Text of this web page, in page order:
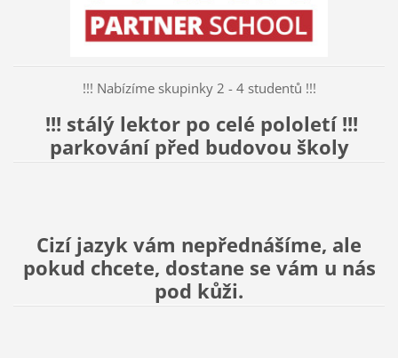
!!! Nabízíme skupinky 2 - 4 studentů !!!
!!! stálý lektor po celé pololetí !!!
parkování před budovou školy
Cizí jazyk vám nepřednášíme, ale
pokud chcete, dostane se vám u nás
pod kůži.